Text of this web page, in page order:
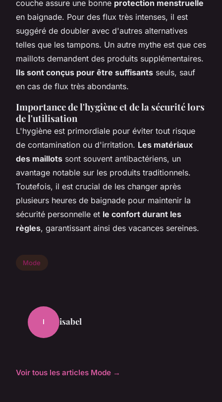
couche assure une bonne protection menstruelle
en baignade. Pour des flux très intenses, il est
suggéré de doubler avec d'autres alternatives
telles que les tampons. Un autre mythe est que ces
maillots demandent des produits supplémentaires.
Ils sont conçus pour être suffisants seuls, sauf
en cas de flux très abondants.
Importance de l'hygiène et de la sécurité lors
de l'utilisation
L'hygiène est primordiale pour éviter tout risque
de contamination ou d'irritation. Les matériaux
des maillots sont souvent antibactériens, un
avantage notable sur les produits traditionnels.
Toutefois, il est crucial de les changer après
plusieurs heures de baignade pour maintenir la
sécurité personnelle et le confort durant les
règles, garantissant ainsi des vacances sereines.
Mode
I isabel
Voir tous les articles Mode →